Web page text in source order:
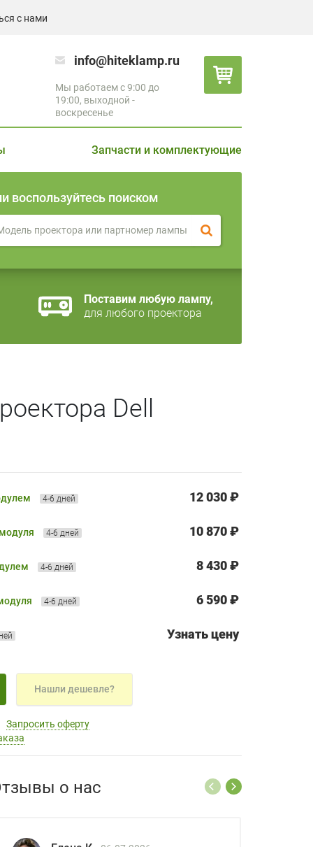
с нами
info@hiteklamp.ru
Мы работаем с 9:00 до
19:00, выходной -
воскресенье
Запчасти и комплектующие
воспользуйтесь поиском
Поставим любую лампу,
для любого проектора
Dell
4-6 дней 12 030 ₽
4-6 дней 10 870 ₽
4-6 дней 8 430 ₽
4-6 дней 6 590 ₽
Узнать цену
Нашли дешевле?
Запросить оферту
о нас